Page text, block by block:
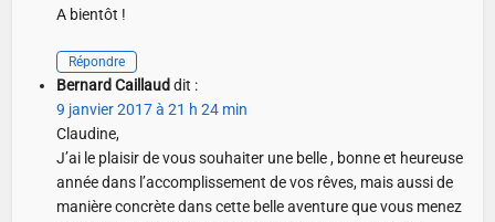
A bientôt !
Répondre
Bernard Caillaud dit :
9 janvier 2017 à 21 h 24 min
Claudine,
J’ai le plaisir de vous souhaiter une belle , bonne et heureuse
année dans l’accomplissement de vos rêves, mais aussi de
manière concrète dans cette belle aventure que vous menez